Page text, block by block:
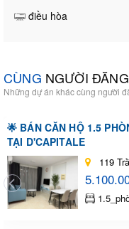
điều hòa
CÙNG NGƯỜI ĐĂNG
Những dự án khác cùng người
🌟 BÁN CĂN HỘ 1.5
TẠI D'CAPITALE
119